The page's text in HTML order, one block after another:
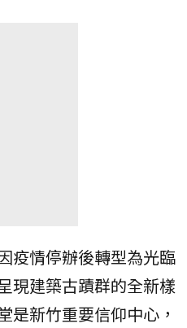
疫情停辦後轉型為光臨
現建築古蹟群的全新樣
是新竹重要信仰中心，